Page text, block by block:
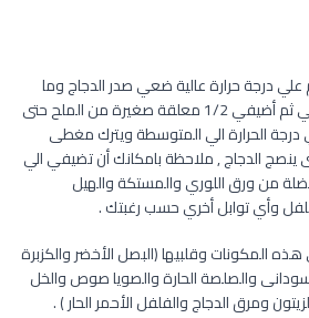
درجة حرارة عالية ضعي صدر الدجاج وما
يغطيه من الماء المغلي ثم أضيفي 1/2 معلقة صغيرة من الملح حتى
الحرارة الي المتوسطة ويترك مغطى
حتى ينصج الدجاج , ملاحظة بامكانك أن تضيفي الي
من ورق اللوري والمستكة والهيل
وأي توابل أخري حسب رغبتك .
المكونات وقلبيها (البصل الأخضر والكزبرة
والصلصة الحارة والصويا صوص والخل
ومرق الدجاج والفلفل الأحمر الحار ) .